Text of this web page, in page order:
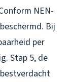
NEN-
Bij
per
Stap 5, de